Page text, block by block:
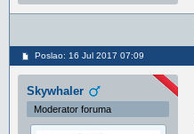
Poslao: 16 Jul 2017 07:09
Skywhaler
Moderator foruma